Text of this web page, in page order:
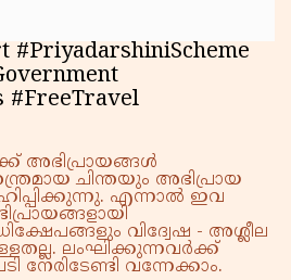
#PriyadarshiniScheme
#FreeTravel
അഭിപ്രായങ്ങൾ
ചിന്തയും അഭിപ്രായ
എന്നാൽ ഇവ
വിദ്വേഷ - അശ്ലീല
ലംഘിക്കുന്നവർക്ക്
നേരിടേണ്ടി വന്നേക്കാം.